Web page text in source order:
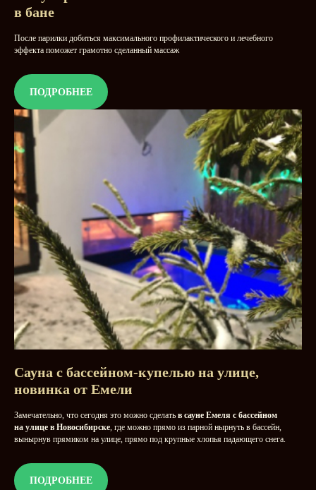
в бане
После парилки добиться максимального профилактического и лечебного
эффекта поможет грамотно сделанный массаж
ПОДРОБНЕЕ
Сауна с бассейном-купелью на улице,
новинка от Емели
Замечательно, что сегодня это можно сделать в сауне Емеля с бассейном
на улице в Новосибирске , где можно прямо из парной нырнуть в бассейн,
вынырнув прямиком на улице, прямо под крупные хлопья падающего снега.
ПОДРОБНЕЕ
Политика конфеденциальности
Правила посещения
По вопросам рекламы
и сотрудничества
rkemelya@yandex.ru